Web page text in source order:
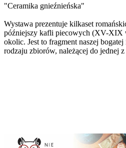
"Ceramika gnieźnieńska"
Wystawa prezentuje kilkaset
późniejszy kafli piecowych (XV-XIX
okolic. Jest to fragment naszej
rodzaju zbiorów, należącej do jednej